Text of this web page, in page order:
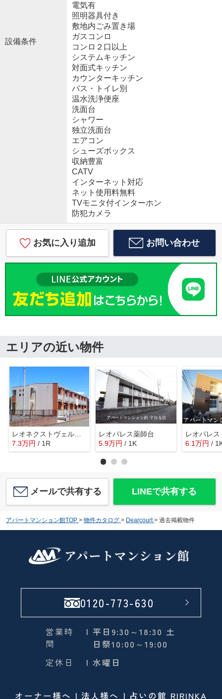
設備条件
電気有
照明器具付き
敷地内ごみ置き場
ガスコンロ
コンロ２口以上
システムキッチン
対面式キッチン
カウンターキッチン
バス・トイレ別
温水洗浄便座
洗面台
シャワー
独立洗面台
エアコン
シューズボックス
収納豊富
CATV
インターネット対応
ネット使用料無料
TVモニタ付インターホン
防犯カメラ
お気に入り追加 お問い合わせ
エリアの近い物件
レオネクストヴェルヴェデーレⅡ
7.3万円 / 1R
レオパレス薬師台
5.9万円 / 1K 6.1万円 /
メールで共有する LINEで共有する
アパートマンション館TOP > 物件カタログ > Dearcourt > 過去掲載物件
0120-773-630
営業時
間
| 平日9:30～18:30 土
日祭10:00～19:00
定休日
| 水曜日
オーナー様へ 法人様へ 占いの館 RIRINKA